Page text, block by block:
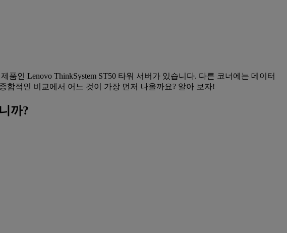
인 Lenovo ThinkSystem ST50 타워 서버가 있습니다. 다른 코너에는 데이터
합적인 비교에서 어느 것이 가장 먼저 나올까요? 알아 보자!
까?